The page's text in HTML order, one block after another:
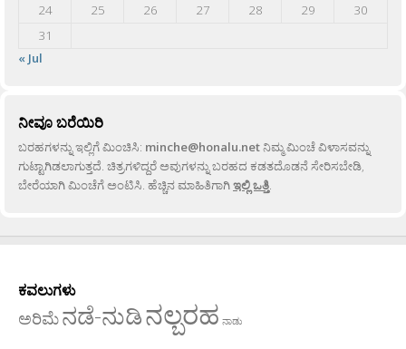
24
25 26 27 28 29
30
31
« Jul
ನೀವೂ ಬರೆಯಿರಿ
ಬರಹಗಳನ್ನು ಇಲ್ಲಿಗೆ ಮಿಂಚಿಸಿ: minche@honalu.netನಿಮ್ಮ ಮಿಂಚೆ ವಿಳಾಸವನ್ನು
ಗುಟ್ಟಾಗಿಡಲಾಗುತ್ತದೆ. ಚಿತ್ರಗಳಿದ್ದರೆ ಅವುಗಳನ್ನು ಬರಹದ ಕಡತದೊಡನೆ ಸೇರಿಸಬೇಡಿ,
ಬೇರೆಯಾಗಿ ಮಿಂಚೆಗೆ ಅಂಟಿಸಿ. ಹೆಚ್ಚಿನ ಮಾಹಿತಿಗಾಗಿಇಲ್ಲಿ ಒತ್ತಿ.
ಕವಲುಗಳು
ಅರಿಮೆನಡೆ-ನುಡಿನಲ್ಬರಹ ನಾಡು